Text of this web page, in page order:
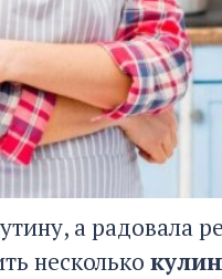
а радовала
несколько